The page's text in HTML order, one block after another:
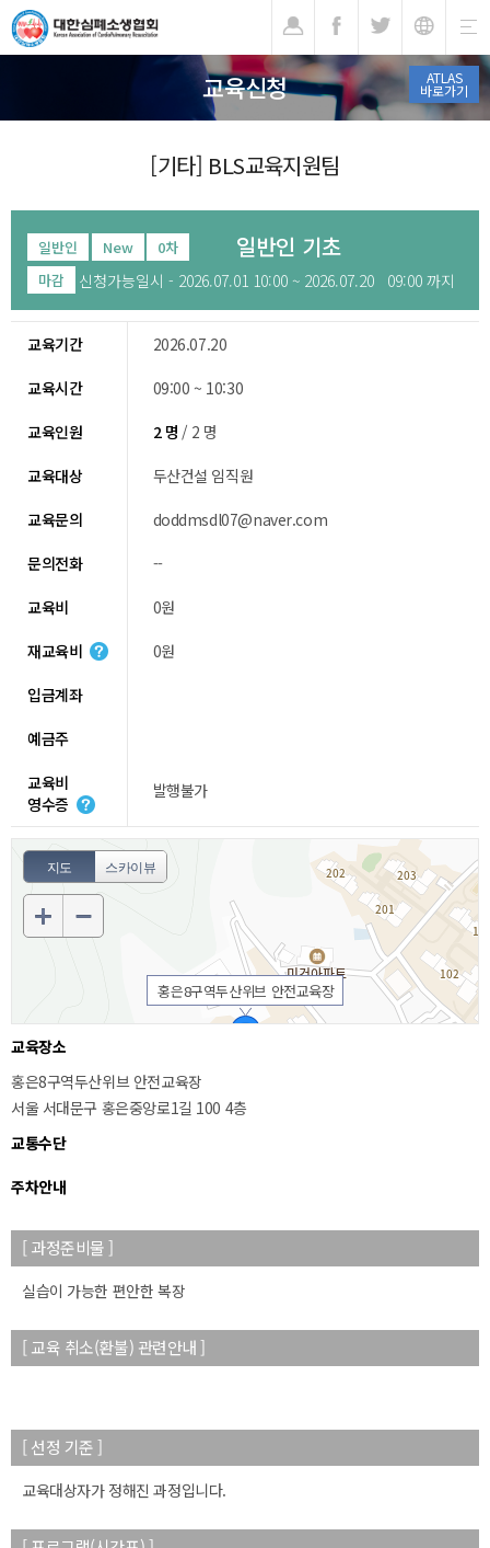
ATLAS
바로가기
교육신청
[기타] BLS교육지원팀
일반인 New 0차 일반인 기초
마감 신청가능일시 - 2026.07.01 10:00 ~ 2026.07.20 09:00 까지
교육기간
2026.07.20
교육시간
09:00 ~ 10:30
교육인원
2 명 / 2 명
교육대상
두산건설 임직원
교육문의
doddmsdl07@naver.com
문의전화
--
교육비
0원
재교육비
0원
입금계좌
예금주
교육비
영수증
발행불가
지도 스카이뷰
홍은8구역두산위브 안전교육장
교육장소
홍은8구역두산위브 안전교육장
서울 서대문구 홍은중앙로1길 100 4층
교통수단
주차안내
[ 과정준비물 ]
실습이 가능한 편안한 복장
[ 교육 취소(환불) 관련안내 ]
[ 선정 기준 ]
교육대상자가 정해진 과정입니다.